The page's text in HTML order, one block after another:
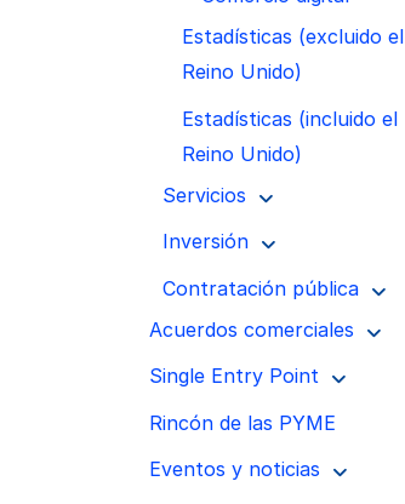
Estadísticas (excluido el
Reino Unido)
Estadísticas (incluido el
Reino Unido)
Servicios
Inversión
Contratación pública
Acuerdos comerciales
Single Entry Point
Rincón de las PYME
Eventos y noticias